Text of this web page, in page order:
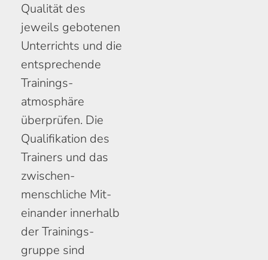
Qualität des
jeweils ge­botenen
Unterrichts und die
ent­sprechende
Trainings­
atmosphäre
überprüfen. Die
Qualifikation des
Trainers und das
zwischen­
menschliche Mit­
einander inner­halb
der Trainings­
gruppe sind